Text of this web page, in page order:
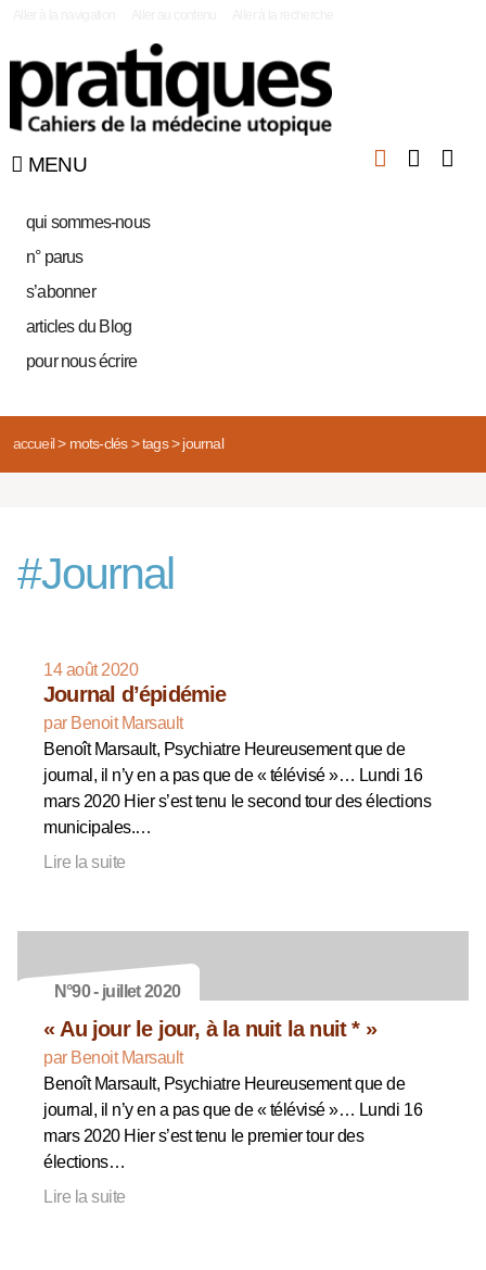
MENU
qui sommes-nous
n° parus
s’abonner
articles du Blog
pour nous écrire
accueil> mots-clés> tags> journal
#Journal
14 août 2020
Journal d’épidémie
par Benoit Marsault
Benoît Marsault, Psychiatre Heureusement que de
journal, il n’y en a pas que de « télévisé »… Lundi 16
mars 2020 Hier s’est tenu le second tour des élections
municipales.…
Lire la suite
N°90 - juillet 2020
« Au jour le jour, à la nuit la nuit * »
par Benoit Marsault
Benoît Marsault, Psychiatre Heureusement que de
journal, il n’y en a pas que de « télévisé »… Lundi 16
mars 2020 Hier s’est tenu le premier tour des
élections…
Lire la suite